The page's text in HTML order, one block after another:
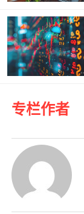
专栏作者